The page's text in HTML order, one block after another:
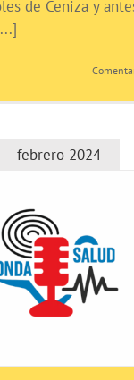
de Ceniza y
febrero 2024